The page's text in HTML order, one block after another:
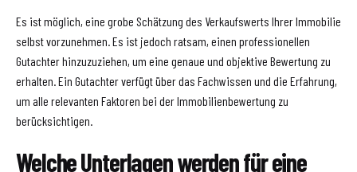
Es ist möglich, eine grobe Schätzung des Verkaufswerts Ihrer Immobilie
selbst vorzunehmen. Es ist jedoch ratsam, einen professionellen
Gutachter hinzuzuziehen, um eine genaue und objektive Bewertung zu
erhalten. Ein Gutachter verfügt über das Fachwissen und die Erfahrung,
um alle relevanten Faktoren bei der Immobilienbewertung zu
berücksichtigen.
Welche Unterlagen werden für eine